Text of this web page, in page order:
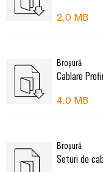
2,0 MB
Broșură
Cablare
4,0 MB
Broșură
Seturi de